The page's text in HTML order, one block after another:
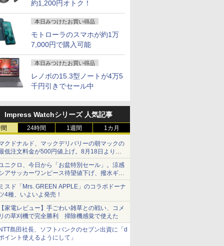
約1,200円オトク！
本日みつけたお買い得品
モトローラのスマホが約1万
7,000円で購入可能
本日みつけたお買い得品
レノボの15.3型ノートが4万5
千円引きでセール中
Impress Watchシリーズ 人気記事
24時間 1週間 1カ月
クドナルド、マックデリバリーの朝マックの
低注文料金が500円値上げ。8月18日より
円から受付
ニクロ、今日から「お盆特別セール」。涼感
アサッカーワンピース待望値下げ、撥水ギア
ョーツは1990円に
スド「Mrs. GREEN APPLE」のコラボドーナ
4種、いよいよ発売！
家電レビュー】手ごわい雑草との戦い、コメ
の草刈機で完全勝利 掃除機感覚で使えた
島田社長、ソフトバンクのセブン出資に「d
イント使えるようにして」